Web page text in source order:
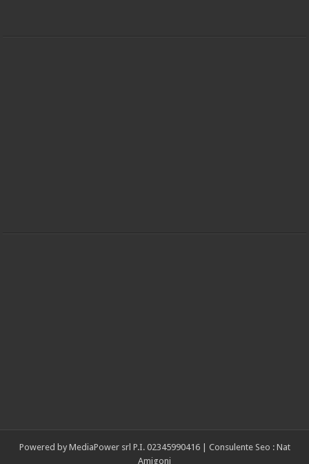
Powered by MediaPower srl P.I. 02345990416 | Consulente Seo : Nat
Amigoni